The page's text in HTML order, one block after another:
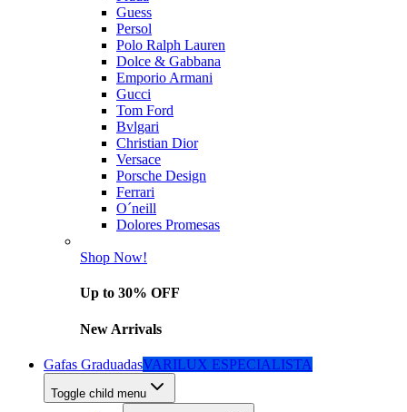
Guess
Persol
Polo Ralph Lauren
Dolce & Gabbana
Emporio Armani
Gucci
Tom Ford
Bvlgari
Christian Dior
Versace
Porsche Design
Ferrari
O´neill
Dolores Promesas
Shop Now!
Up to 30% OFF
New Arrivals
Gafas GraduadasVARILUX ESPECIALISTA
Toggle child menu